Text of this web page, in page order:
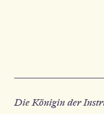
Die Königin der